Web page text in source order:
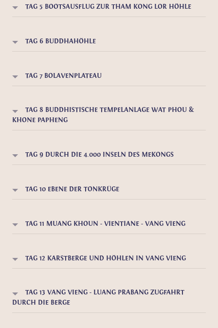
TAG 5 BOOTSAUSFLUG ZUR THAM KONG LOR HÖHLE
TAG 6 BUDDHAHÖHLE
TAG 7 BOLAVENPLATEAU
TAG 8 BUDDHISTISCHE TEMPELANLAGE WAT PHOU &
KHONE PAPHENG
TAG 9 DURCH DIE 4.000 INSELN DES MEKONGS
TAG 10 EBENE DER TONKRÜGE
TAG 11 MUANG KHOUN - VIENTIANE - VANG VIENG
TAG 12 KARSTBERGE UND HÖHLEN IN VANG VIENG
TAG 13 VANG VIENG - LUANG PRABANG ZUGFAHRT
DURCH DIE BERGE